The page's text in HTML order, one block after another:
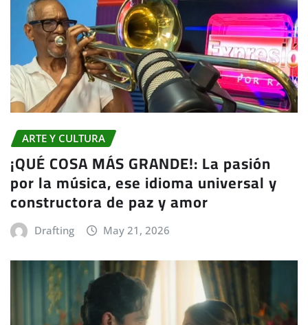
ARTE Y CULTURA
¡QUÉ COSA MÁS GRANDE!: La pasión
por la música, ese idioma universal y
constructora de paz y amor
Drafting May 21, 2026